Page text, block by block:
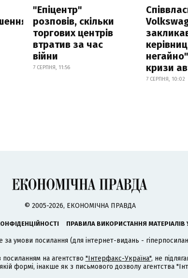
"Епіцентр"
розповів, скільки
торгових центрів
втратив за час
війни
7 СЕРПНЯ, 11:56
кризи
7 СЕРПНЯ, 10:02
© 2005-2026, ЕКОНОМІЧНА ПРАВДА
ПРАВИЛА ВИКОРИСТАННЯ МАТЕРІАЛІВ
за умови посилання (для інтернет-видань -
посиланням на агентство "Інтерфакс-Україна", не
формі, інакше як з письмового дозволу агентства